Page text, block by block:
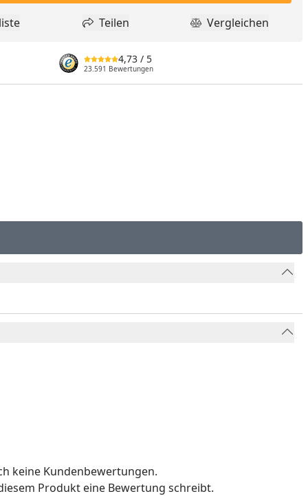
zur Wunschliste hinzufügen
Teilen
Teilen Produkt
Vergleichen
4,73 / 5
23.591 Bewertungen
keine Kundenbewertungen.
Produkt eine Bewertung schreibt.